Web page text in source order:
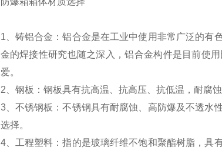
1、铸铝合金：铝合金是在工业中使用非常广泛的有
金的焊接性研究也随之深入，铝合金构件是目前使
爱。
2、钢板：钢板具有抗高温、抗高压、抗低温，耐腐
3、不锈钢板：不锈钢具有耐腐蚀、高防爆及不透水
选择。
4、工程塑料：指的是玻璃纤维不饱和聚酯树脂，具